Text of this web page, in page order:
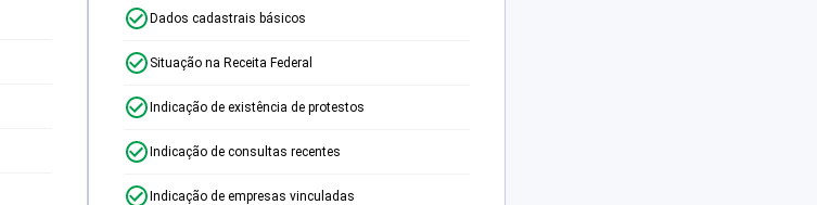
Dados cadastrais básicos
Situação na Receita Federal
Indicação de existência de protestos
Indicação de consultas recentes
Indicação de empresas vinculadas